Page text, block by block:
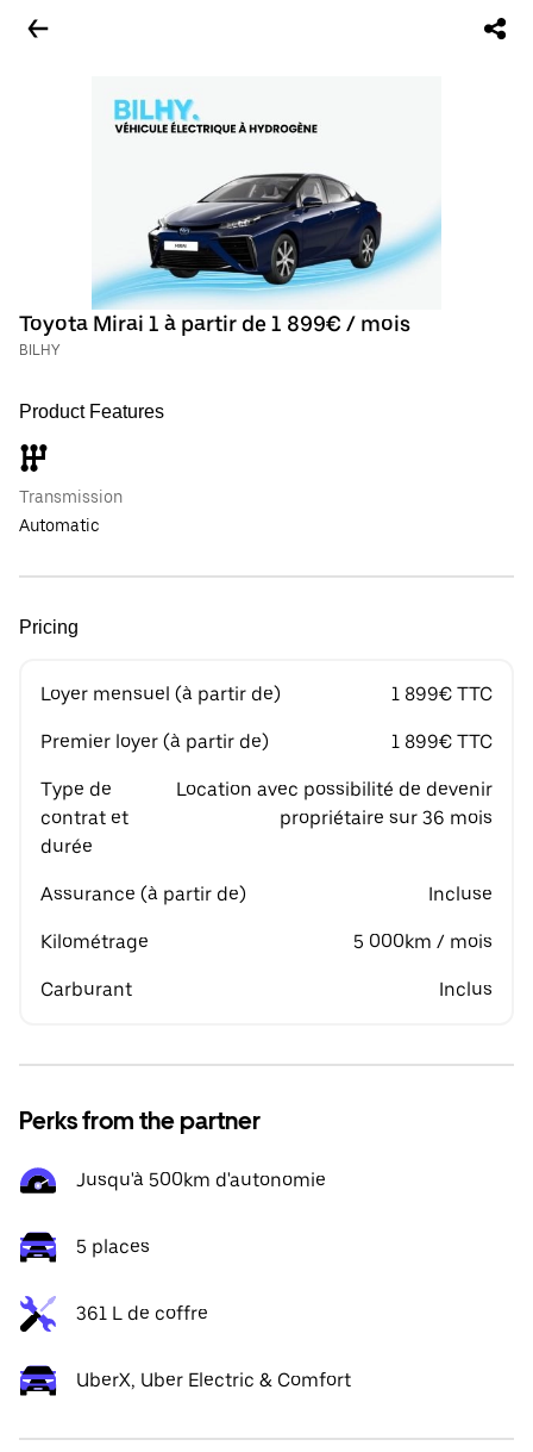
Toyota Mirai 1 à partir de 1 899€ / mois
BILHY
Product Features
Transmission
Automatic
Pricing
Loyer mensuel (à partir de) 1 899€ TTC
Premier loyer (à partir de) 1 899€ TTC
Type de
contrat et
durée
Location avec possibilité de devenir
propriétaire sur 36 mois
Assurance (à partir de) Incluse
Kilométrage 5 000km / mois
Carburant Inclus
Perks from the partner
Jusqu'à 500km d'autonomie
5 places
361 L de coffre
UberX, Uber Electric & Comfort